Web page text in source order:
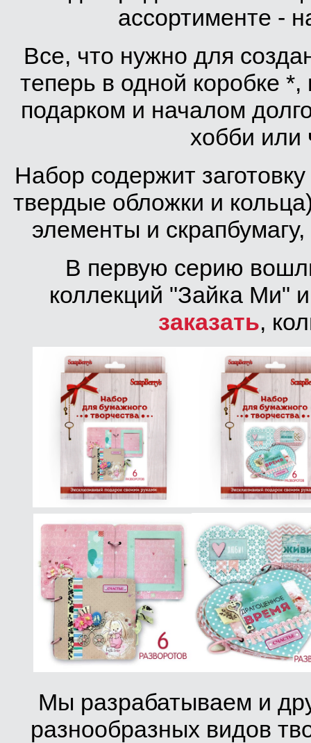
ассортименте -
Все, что нужно для
теперь в одной коробке
подарком и началом
хобби или
Набор содержит
твердые обложки и
элементы и
В первую серию
коллекций "Зайка Ми"
заказать,
Мы разрабатываем и
разнообразных видов